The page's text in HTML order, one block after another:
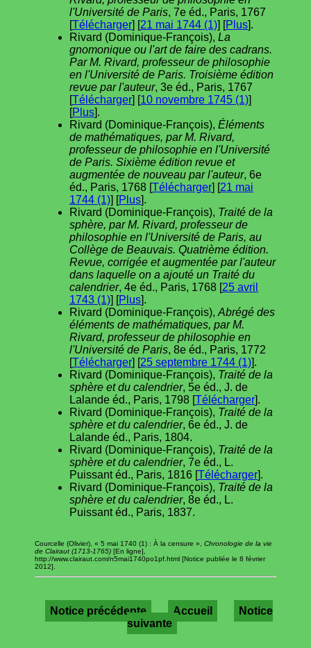
l'Université de Paris, 7e éd., Paris, 1767
[Télécharger] [21 mai 1744 (1)] [Plus].
Rivard (Dominique-François), La
gnomonique ou l'art de faire des cadrans.
Par M. Rivard, professeur de philosophie
en l'Université de Paris. Troisième édition
revue par l'auteur, 3e éd., Paris, 1767
[Télécharger] [10 novembre 1745 (1)]
[Plus].
Rivard (Dominique-François), Éléments
de mathématiques, par M. Rivard,
professeur de philosophie en l'Université
de Paris. Sixième édition revue et
augmentée de nouveau par l'auteur, 6e
éd., Paris, 1768 [Télécharger] [21 mai
1744 (1)] [Plus].
Rivard (Dominique-François), Traité de la
sphère, par M. Rivard, professeur de
philosophie en l'Université de Paris, au
Collège de Beauvais. Quatrième édition.
Revue, corrigée et augmentée par l'auteur
dans laquelle on a ajouté un Traité du
calendrier, 4e éd., Paris, 1768 [25 avril
1743 (1)] [Plus].
Rivard (Dominique-François), Abrégé des
éléments de mathématiques, par M.
Rivard, professeur de philosophie en
l'Université de Paris, 8e éd., Paris, 1772
[Télécharger] [25 septembre 1744 (1)].
Rivard (Dominique-François), Traité de la
sphère et du calendrier, 5e éd., J. de
Lalande éd., Paris, 1798 [Télécharger].
Rivard (Dominique-François), Traité de la
sphère et du calendrier, 6e éd., J. de
Lalande éd., Paris, 1804.
Rivard (Dominique-François), Traité de la
sphère et du calendrier, 7e éd., L.
Puissant éd., Paris, 1816 [Télécharger].
Rivard (Dominique-François), Traité de la
sphère et du calendrier, 8e éd., L.
Puissant éd., Paris, 1837.
Courcelle (Olivier), « 5 mai 1740 (1) : À la censure », Chronologie de la vie
de Clairaut (1713-1765) [En ligne],
http://www.clairaut.com/n5mai1740po1pf.html [Notice publiée le 8 février
2012].
Notice précédente Accueil
Notice
suivante